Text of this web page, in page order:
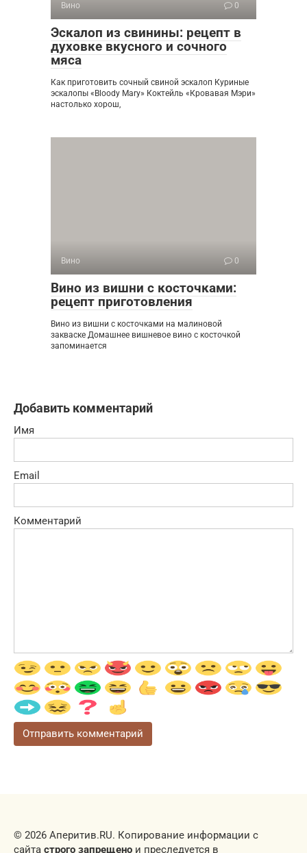
Вино 0
Эскалоп из свинины: рецепт в
духовке вкусного и сочного
мяса
Как приготовить сочный свиной эскалоп Куриные
эскалопы «Bloody Mary» Коктейль «Кровавая Мэри»
настолько хорош,
Вино 0
Вино из вишни с косточками:
рецепт приготовления
Вино из вишни с косточками на малиновой
закваске Домашнее вишневое вино с косточкой
запоминается
Добавить комментарий
Имя
Email
Комментарий
© 2026 Аперитив.RU. Копирование информации с
сайта строго запрещено и преследуется в